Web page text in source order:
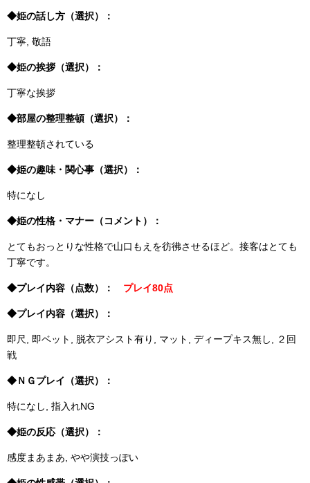
◆姫の話し方（選択）：
丁寧, 敬語
◆姫の挨拶（選択）：
丁寧な挨拶
◆部屋の整理整頓（選択）：
整理整頓されている
◆姫の趣味・関心事（選択）：
特になし
◆姫の性格・マナー（コメント）：
とてもおっとりな性格で山口もえを彷彿させるほど。接客はとても
丁寧です。
◆プレイ内容（点数）： プレイ80点
◆プレイ内容（選択）：
即尺, 即ベット, 脱衣アシスト有り, マット, ディープキス無し, ２回
戦
◆ＮＧプレイ（選択）：
特になし, 指入れNG
◆姫の反応（選択）：
感度まあまあ, やや演技っぽい